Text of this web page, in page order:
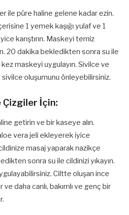
ile püre haline gelene kadar ezin.
1 yemek kaşığı yulaf ve 1
karıştırın. Maskeyi temiz
20 dakika bekledikten sonra su ile
kez maskeyi uygulayın. Sivilce ve
oluşumunu önleyebilirsiniz.
Çizgiler İçin:
getirin ve bir kaseye alın.
vera jeli ekleyerek iyice
masaj yaparak nazikçe
sonra su ile cildinizi yıkayın.
Ciltte oluşan ince
ve daha canlı, bakımlı ve genç bir